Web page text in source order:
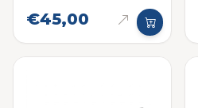
€45,00